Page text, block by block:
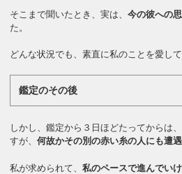
そこまで聞いたとき、実は、今の彼への
た。
どんな状況でも、素直に私のことを愛し
鑑定のその後
しかし、鑑定から３日ほどたってからは
すが、何故かその別の赤い糸の人にも遭
私が求められて、私のペースで進んでい